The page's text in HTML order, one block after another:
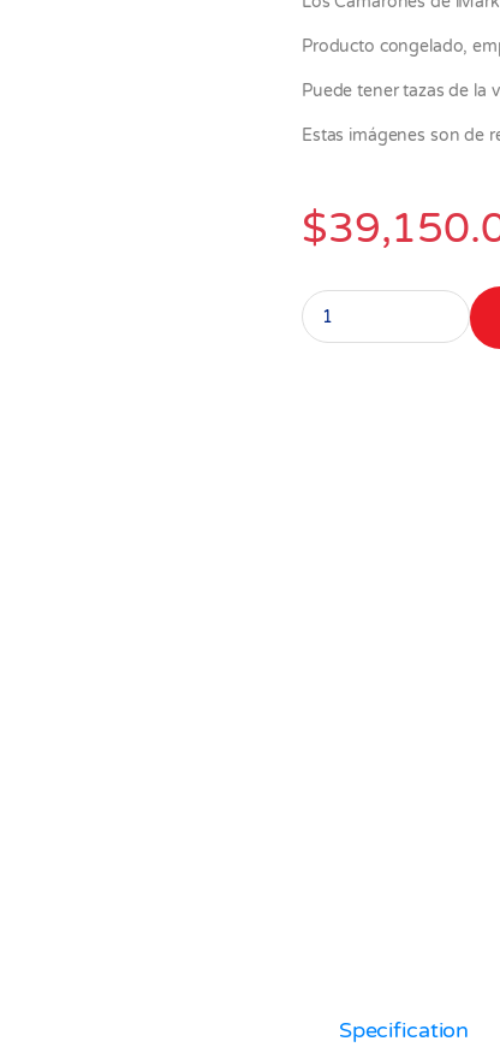
Producto congelado,
Puede tener tazas de la
Estas imágenes son de
$
Camarón Pequeño
Specification